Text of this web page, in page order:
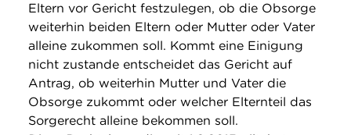
Eltern vor Gericht festzulegen, ob die Obsorge
weiterhin beiden Eltern oder Mutter oder Vater
alleine zukommen soll. Kommt eine Einigung
nicht zustande entscheidet das Gericht auf
Antrag, ob weiterhin Mutter und Vater die
Obsorge zukommt oder welcher Elternteil das
Sorgerecht alleine bekommen soll.